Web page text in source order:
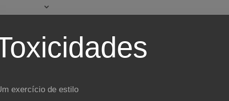
exercício de estilo